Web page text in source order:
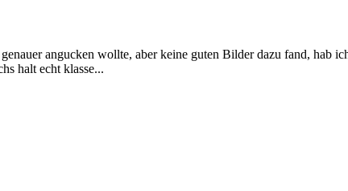
angucken wollte, aber keine guten Bilder dazu fand, hab
halt echt klasse...